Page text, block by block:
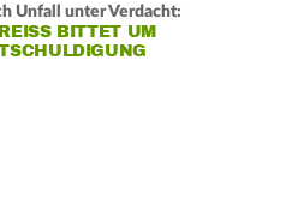
Unfall unter Verdacht:
BITTET UM E